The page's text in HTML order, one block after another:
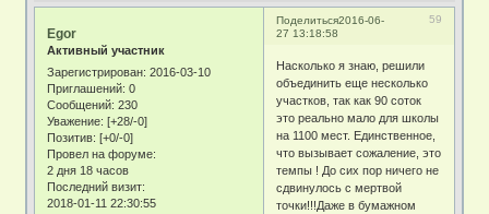
Поделиться 59
2016-06-
27 13:18:58
Egor
Активный участник
Зарегистрирован: 2016-03-10
Приглашений: 0
Сообщений: 230
Уважение: [+28/-0]
Позитив: [+0/-0]
Провел на форуме:
2 дня 18 часов
Последний визит:
2018-01-11 22:30:55
Насколько я знаю, решили
объединить еще несколько
участков, так как 90 соток
это реально мало для школы
на 1100 мест. Единственное,
что вызывает сожаление, это
темпы ! До сих пор ничего не
сдвинулось с мертвой
точки!!!Даже в бумажном